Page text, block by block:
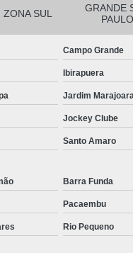
ZONA SUL
GRANDE
PAULO
Campo Grande
Ibirapuera
Jardim
Jockey Clube
Santo Amaro
Barra Funda
Pacaembu
Rio Pequeno